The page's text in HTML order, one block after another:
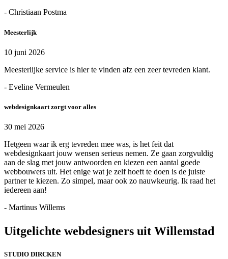
- Christiaan Postma
Meesterlijk
10 juni 2026
Meesterlijke service is hier te vinden afz een zeer tevreden klant.
- Eveline Vermeulen
webdesignkaart zorgt voor alles
30 mei 2026
Hetgeen waar ik erg tevreden mee was, is het feit dat
webdesignkaart jouw wensen serieus nemen. Ze gaan zorgvuldig
aan de slag met jouw antwoorden en kiezen een aantal goede
webbouwers uit. Het enige wat je zelf hoeft te doen is de juiste
partner te kiezen. Zo simpel, maar ook zo nauwkeurig. Ik raad het
iedereen aan!
- Martinus Willems
Uitgelichte webdesigners uit Willemstad
STUDIO DIRCKEN